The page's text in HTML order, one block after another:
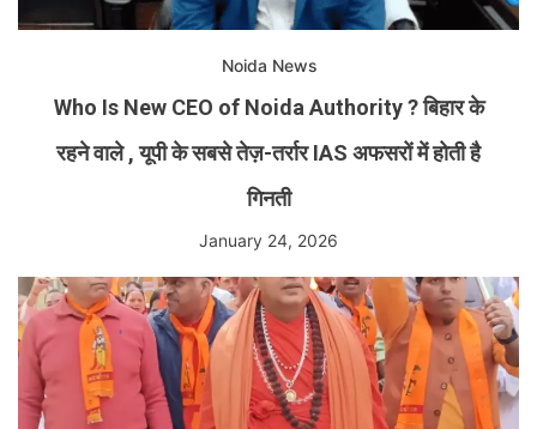
Noida News
Who Is New CEO of Noida Authority ? बिहार के
रहने वाले , यूपी के सबसे तेज़-तर्रार IAS अफसरों में होती है
गिनती
January 24, 2026